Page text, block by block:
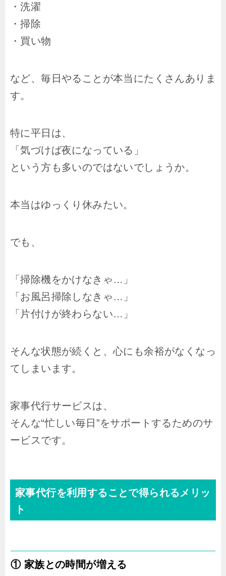
・洗濯
・掃除
・買い物
など、毎日やることが本当にたくさんありま
す。
特に平日は、
「気づけば夜になっている」
という方も多いのではないでしょうか。
本当はゆっくり休みたい。
でも、
「掃除機をかけなきゃ…」
「お風呂掃除しなきゃ…」
「片付けが終わらない…」
そんな状態が続くと、心にも余裕がなくなっ
てしまいます。
家事代行サービスは、
そんな“忙しい毎日”をサポートするためのサ
ービスです。
家事代行を利用することで得られるメリッ
ト
① 家族との時間が増える